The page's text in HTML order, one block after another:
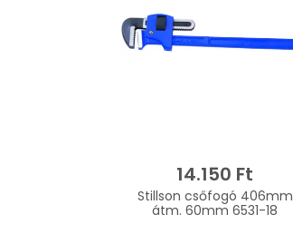
14.150 Ft
Stillson csőfogó 406mm
átm. 60mm 6531-18